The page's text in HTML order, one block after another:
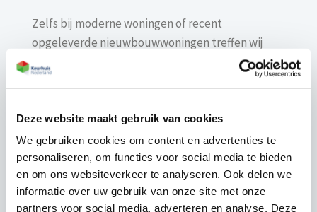
Deze website maakt gebruik van cookies
We gebruiken cookies om content en advertenties te
personaliseren, om functies voor social media te bieden
en om ons websiteverkeer te analyseren. Ook delen we
informatie over uw gebruik van onze site met onze
partners voor social media, adverteren en analyse. Deze
Zelfs bij moderne woningen of recent
opgeleverde nieuwbouwwoningen treffen wij
tijdens een bouwkundige keuring regelmatig
aandachtspunten aan, waaronder:
constructieve of uitvoeringsfouten door snelle
onvolledige of slordige afwerking;
gebreken aan isolatie, installaties of
ventilatiesystemen.